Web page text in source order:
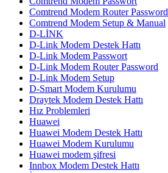
Comtrend Modem Router Password
Comtrend Modem Setup & Manual
D-LİNK
D-Link Modem Destek Hattı
D-Link Modem Passwort
D-Link Modem Router Password
D-Link Modem Setup
D-Smart Modem Kurulumu
Draytek Modem Destek Hattı
Hız Problemleri
Huawei
Huawei Modem Destek Hattı
Huawei Modem Kurulumu
Huawei modem şifresi
Innbox Modem Destek Hattı